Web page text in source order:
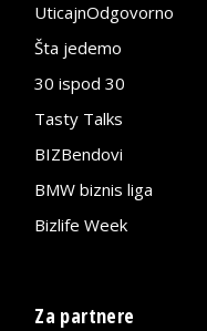
UticajnOdgovorno
Šta jedemo
30 ispod 30
Tasty Talks
BIZBendovi
BMW biznis liga
Bizlife Week
Za partnere